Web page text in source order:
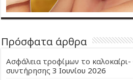
Πρόσφατα άρθρα
Ασφάλεια τροφίμων το
συντήρησης 3 Ιουνίου 2026